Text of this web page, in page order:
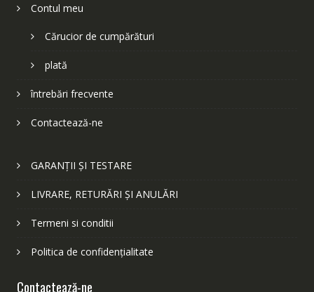
Contul meu
Cărucior de cumpărături
plată
întrebări frecvente
Contactează-ne
GARANȚII ȘI TESTARE
LIVRARE, RETURĂRI ȘI ANULĂRI
Termeni si conditii
Politica de confidențialitate
Contactează-ne